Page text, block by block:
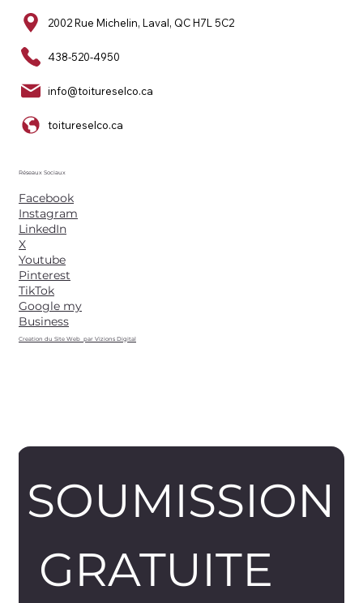
2002 Rue Michelin, Laval, QC H7L 5C2
438-520-4950
info@toitureselco.ca
toitureselco.ca
Réseaux Sociaux
Facebook
Instagram
LinkedIn
X
Youtube
Pinterest
TikTok
Google my
Business
Creation du Site Web par Vizions Digital
SOUMISSION
GRATUITE